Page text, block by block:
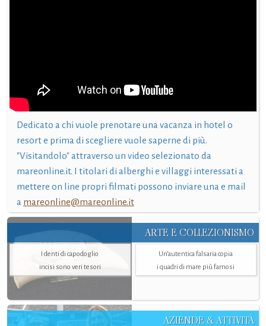
Dedicato a chi vuole prenotare una vacanza in hotel o
resort e prima di scegliere vuole saperne di più.
"Visitandolo" attraverso un video selezionato da
mareonline.it. I titolari di alberghi e villaggi interessati a
mettere on line propri filmati possono inviare una e mail
a mareonline@mareonline.it
ARTE E COLLEZIONISMO
I denti di capodoglio
incisi sono veri tesori
Un’autentica falsaria copia
i quadri di mare più famosi
AZIENDE & ATTIVITÀ